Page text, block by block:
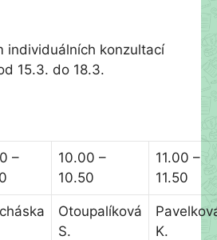
individuálních konzultací
15.3. do 18.3.
–
10.00 –
10.50
11.00 –
11.50
Otoupalíková
S.
K.